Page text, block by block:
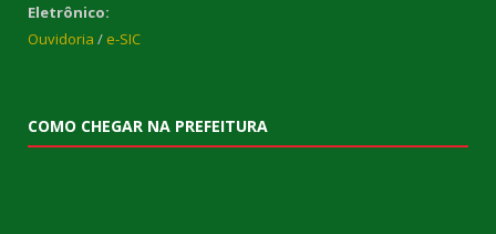
Eletrônico:
Ouvidoria / e-SIC
COMO CHEGAR NA PREFEITURA